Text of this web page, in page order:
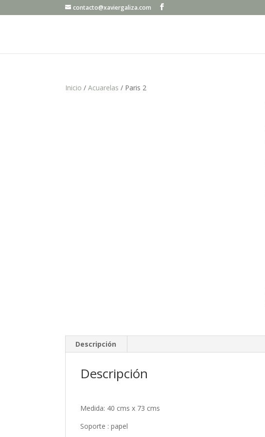
contacto@xaviergaliza.com
Inicio /Acuarelas / Paris 2
Descripción
Descripción
Medida: 40 cms x 73 cms
Soporte : papel